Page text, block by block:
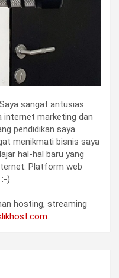
sangat antusias
internet marketing dan
pendidikan saya
menikmati bisnis saya
hal-hal baru yang
Platform web
)
hosting, streaming
.